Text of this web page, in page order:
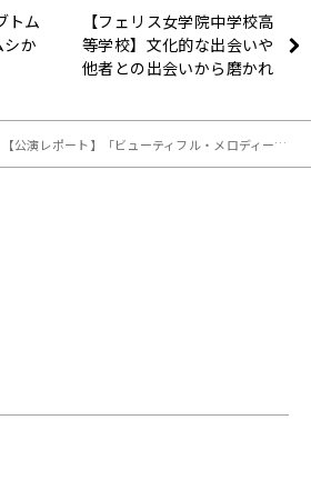
トム
シか
【フェリス女学院中学校高
等学校】文化的な出会いや
他者との出会いから磨かれ
の精神 阿部 素子 校長先生
【公演レポート】「ビューティフル・メロディーズ プレミアムコンサート」盛況のうちに閉幕！ 由紀さおり、松崎しげる、岩崎宏美、島田歌穂らが圧巻のパフォーマンス